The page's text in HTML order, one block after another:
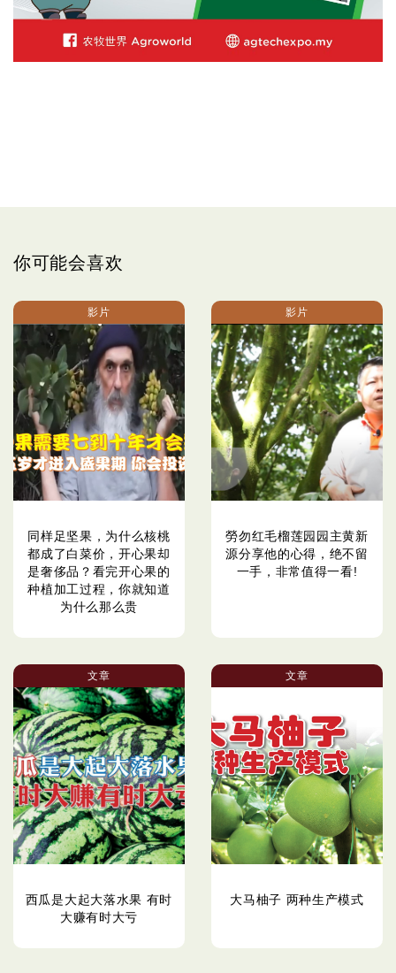
你可能会喜欢
影片
同样足坚果，为什么核桃
都成了白菜价，开心果却
是奢侈品？看完开心果的
种植加工过程，你就知道
为什么那么贵
影片
勞勿红毛榴莲园园主黄新
源分享他的心得，绝不留
一手，非常值得一看!
文章
西瓜是大起大落水果 有时
大赚有时大亏
文章
大马柚子 两种生产模式